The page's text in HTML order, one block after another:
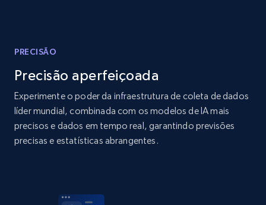
more.
2.1K+ 375+ Comece agora
Amazon products global dataset - Collects
PRECISÃO
Precisão aperfeiçoada
Experimente o poder da infraestrutura de coleta de dados
líder mundial, combinada com os modelos de IA mais
precisos e dados em tempo real, garantindo previsões
precisas e estatísticas abrangentes.